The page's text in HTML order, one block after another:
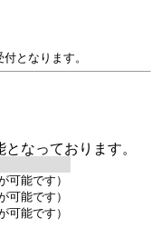
となります。
なっております。
可能です）
可能です）
可能です）